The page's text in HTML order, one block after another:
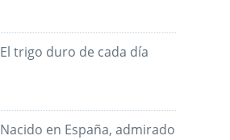
El trigo duro de cada día
Nacido en España, admirado